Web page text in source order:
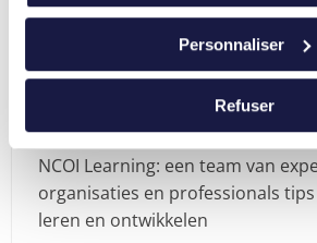
Personnaliser
Refuser
NCOI Learning Team
NCOI Learning: een team van
organisaties en professionals
leren en ontwikkelen